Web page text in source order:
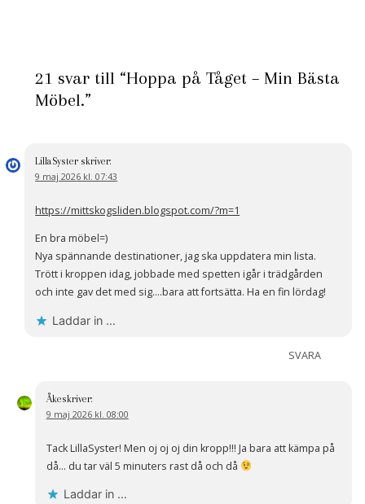
21 svar till “Hoppa på Tåget – Min Bästa
Möbel.”
LillaSyster skriver:
9 maj 2026 kl. 07:43
https://mittskogsliden.blogspot.com/?m=1
En bra möbel=)
Nya spännande destinationer, jag ska uppdatera min lista.
Trött i kroppen idag, jobbade med spetten igår i trädgården
och inte gav det med sig….bara att fortsätta. Ha en fin lördag!
Laddar in …
SVARA
Åkeskriver:
9 maj 2026 kl. 08:00
Tack LillaSyster! Men oj oj oj din kropp!!! Ja bara att kämpa på
då… du tar väl 5 minuters rast då och då
Laddar in …